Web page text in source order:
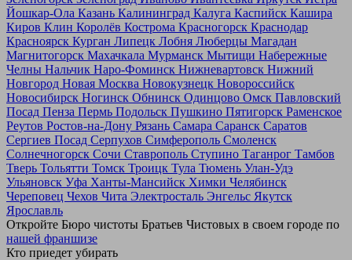
Йошкар-Ола Казань Калининград Калуга Каспийск Кашира
Киров Клин Королёв Кострома Красногорск Краснодар
Красноярск Курган Липецк Лобня Люберцы Магадан
Магнитогорск Махачкала Мурманск Мытищи Набережные
Челны Нальчик Наро-Фоминск Нижневартовск Нижний
Новгород Новая Москва Новокузнецк Новороссийск
Новосибирск Ногинск Обнинск Одинцово Омск Павловский
Посад Пенза Пермь Подольск Пушкино Пятигорск Раменское
Реутов Ростов-на-Дону Рязань Самара Саранск Саратов
Сергиев Посад Серпухов Симферополь Смоленск
Солнечногорск Сочи Ставрополь Ступино Таганрог Тамбов
Тверь Тольятти Томск Троицк Тула Тюмень Улан-Удэ
Ульяновск Уфа Ханты-Мансийск Химки Челябинск
Череповец Чехов Чита Электросталь Энгельс Якутск
Ярославль
Откройте Бюро чистоты Братьев Чистовых в своем городе по
нашей франшизе
Кто приедет убирать